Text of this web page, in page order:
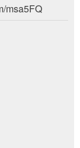
msa5FQ